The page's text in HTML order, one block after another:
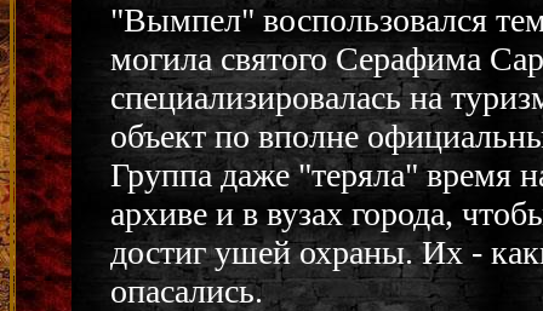
"Вымпел" воспользовался
могила святого Серафима
специализировалась на
объект по вполне
Группа даже "теряла" время
архиве и в вузах города,
достиг ушей охраны. Их -
опасались.